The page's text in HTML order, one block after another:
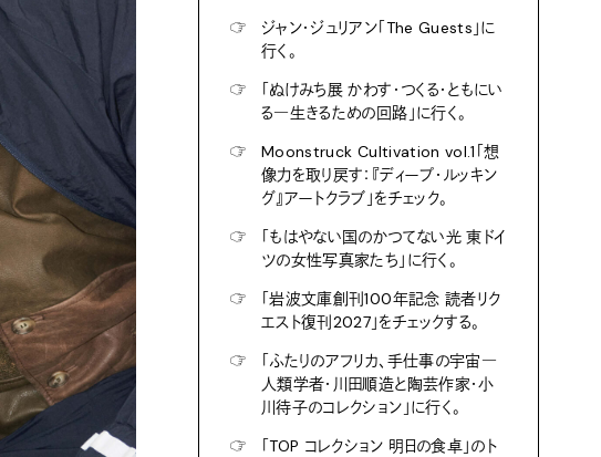
☞
ジャン・ジュリアン「The Guests」に
行く。
☞
「ぬけみち展 かわす・つくる・ともにい
る―生きるための回路」に行く。
☞
Moonstruck Cultivation vol.1「想
像力を取り戻す：『ディープ・ルッキン
グ』アートクラブ」をチェック。
☞
「もはやない国のかつてない光 東ドイ
ツの女性写真家たち」に行く。
☞
「岩波文庫創刊100年記念 読者リク
エスト復刊2027」をチェックする。
☞
「ふたりのアフリカ、手仕事の宇宙―
人類学者・川田順造と陶芸作家・小
川待子のコレクション」に行く。
☞
「TOP コレクション 明日の食卓」のト